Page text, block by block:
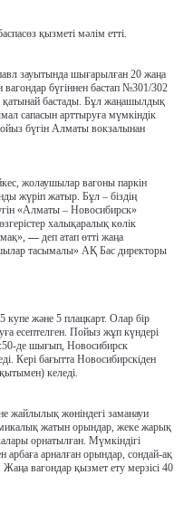
қызметі мәлім етті.
зауытында шығарылған 20 жаңа
бүгіннен бастап №301/302
бастады. Бұл жаңашылдық
сапасын арттыруға мүмкіндік
бүгін Алматы вокзалынан
жолаушылар вагоны паркін
жүріп жатыр. Бұл – біздің
«Алматы – Новосибирск»
халықаралық көлік
— деп атап өтті жаңа
тасымалы» АҚ Бас директоры
купе және 5 плацкарт. Олар бір
есептелген. Пойыз жұп күндері
де шығып, Новосибирск
Кері бағытта Новосибирскіден
келеді.
жайлылық жөніндегі заманауи
жатын орындар, жеке жарық
орнатылған. Мүмкіндігі
арналған орындар, сондай-ақ
вагондар қызмет ету мерзісі 40